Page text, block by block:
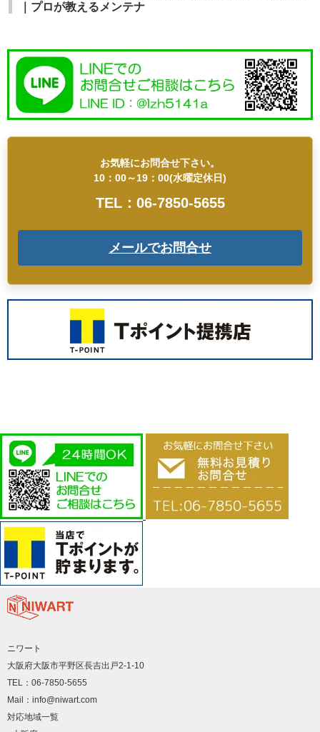
｜プロが教えるメンテナ
お気軽にお問合せ下さい。
10：00～19：00(水曜定休日)
TEL：06-7850-5655
メールでお問合せ
ニワート
大阪府大阪市平野区長吉出戸2-1-10
TEL：06-7850-5655
Mail：info@niwart.com
対応地域一覧